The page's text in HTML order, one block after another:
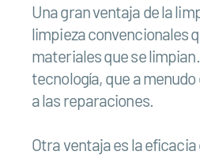
Una gran ventaja de la
limpieza convencionales
materiales que se
tecnología, que a
a las reparaciones.
Otra ventaja es la